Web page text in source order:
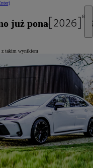
już ponad 50 000
z takim wynikiem